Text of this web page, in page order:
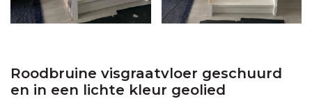
Roodbruine visgraatvloer geschuurd
en in een lichte kleur geolied